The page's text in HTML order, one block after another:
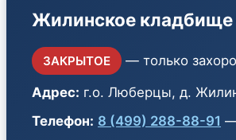
Жилинское
ЗАКРЫТОЕ
— только
Адрес: г.о. Люберцы, д.
Телефон: 8 (499) 288-88-91 —